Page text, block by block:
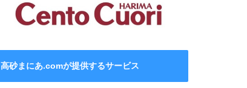
高砂まにあ.comが提供するサービス